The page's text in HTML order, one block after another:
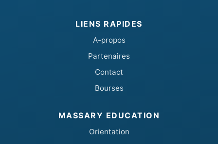
LIENS RAPIDES
A-propos
Partenaires
Contact
Bourses
MASSARY EDUCATION
Orientation